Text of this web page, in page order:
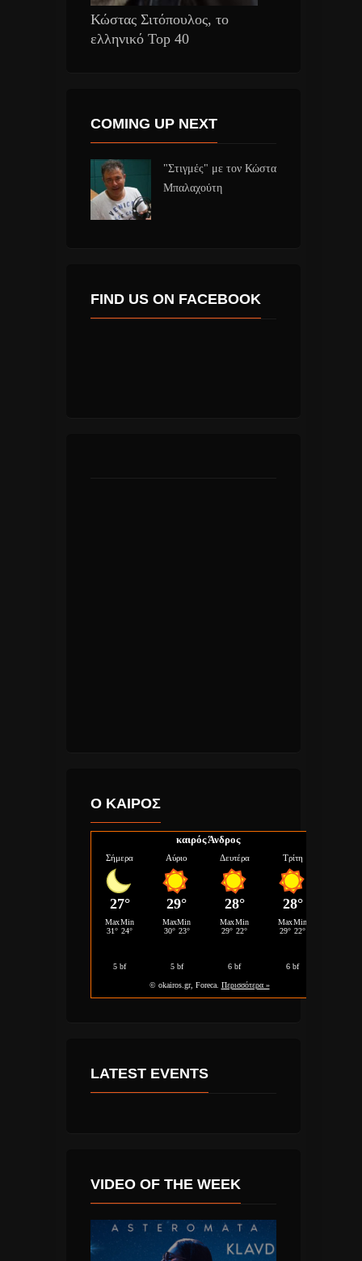
Κώστας Σιτόπουλος, το
ελληνικό Top 40
COMING UP NEXT
"Στιγμές" με τον Κώστα
Μπαλαχούτη
FIND US ON FACEBOOK
Ο ΚΑΙΡΟΣ
καιρός Άνδρος
LATEST EVENTS
VIDEO OF THE WEEK